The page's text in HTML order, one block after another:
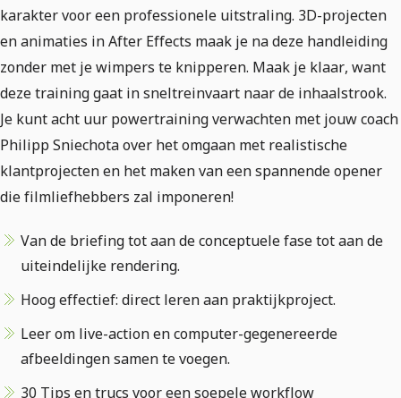
karakter voor een professionele uitstraling. 3D-projecten
en animaties in After Effects maak je na deze handleiding
zonder met je wimpers te knipperen. Maak je klaar, want
deze training gaat in sneltreinvaart naar de inhaalstrook.
Je kunt acht uur powertraining verwachten met jouw coach
Philipp Sniechota over het omgaan met realistische
klantprojecten en het maken van een spannende opener
die filmliefhebbers zal imponeren!
Van de briefing tot aan de conceptuele fase tot aan de
uiteindelijke rendering.
Hoog effectief: direct leren aan praktijkproject.
Leer om live-action en computer-gegenereerde
afbeeldingen samen te voegen.
30 Tips en trucs voor een soepele workflow